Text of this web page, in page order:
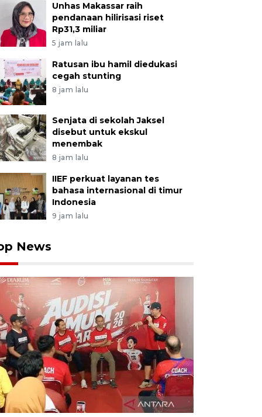
Unhas Makassar raih
pendanaan hilirisasi riset
Rp31,3 miliar
5 jam lalu
Ratusan ibu hamil diedukasi
cegah stunting
8 jam lalu
Senjata di sekolah Jaksel
disebut untuk ekskul
menembak
8 jam lalu
IIEF perkuat layanan tes
bahasa internasional di timur
Indonesia
9 jam lalu
News